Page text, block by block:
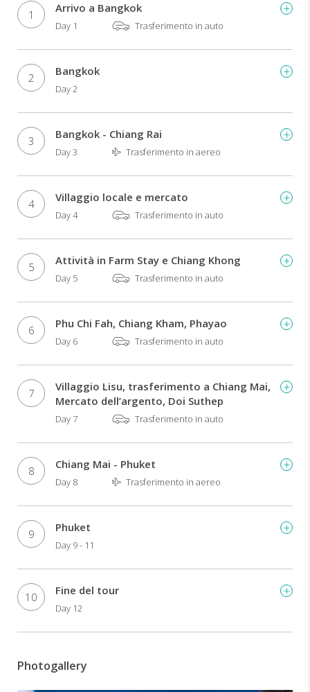
durante
il
invernale
da
novembre
marzo.
In
questo
vi
presentiamo
il
con
estensione
mare
a
il
periodo
mentre
qui
è
possibile
il
tour
con
estensione
Koh
Samui
il
periodo
estivo.
svolte
1 Arrivo a Bangkok
Day 1 Trasferimento in auto
2 Bangkok
Day 2
3 Bangkok - Chiang Rai
Day 3 Trasferimento in aereo
4 Villaggio locale e mercato
Day 4 Trasferimento in auto
5 Attività in Farm Stay e Chiang Khong
Day 5 Trasferimento in auto
6 Phu Chi Fah, Chiang Kham, Phayao
Day 6 Trasferimento in auto
7
Villaggio Lisu, trasferimento a Chiang Mai,
Mercato dell’argento, Doi Suthep
Day 7 Trasferimento in auto
8 Chiang Mai - Phuket
Day 8 Trasferimento in aereo
9 Phuket
Day 9 - 11
10 Fine del tour
Day 12
Photogallery